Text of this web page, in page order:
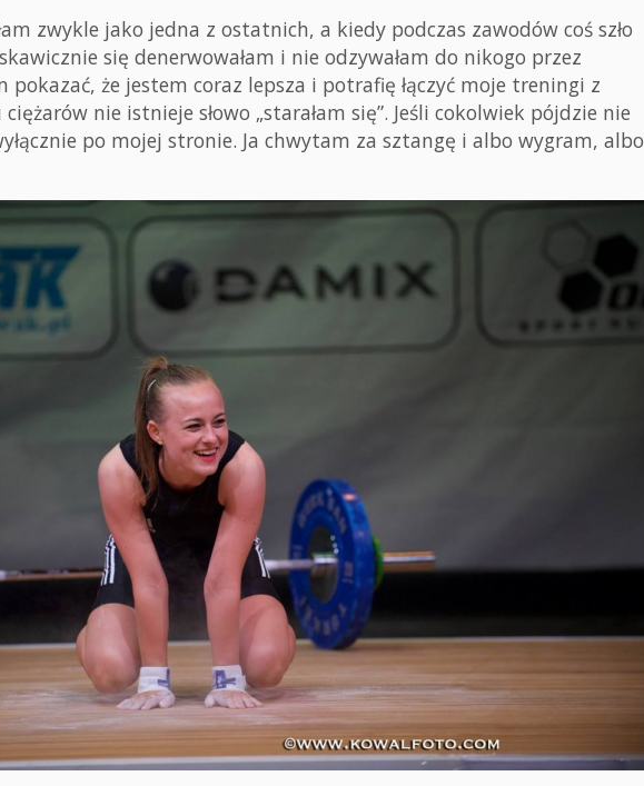
zwykle jako jedna z ostatnich, a kiedy podczas zawodów coś szło
się denerwowałam i nie odzywałam do nikogo przez
pokazać, że jestem coraz lepsza i potrafię łączyć moje treningi z
nie istnieje słowo „starałam się”. Jeśli cokolwiek pójdzie nie
po mojej stronie. Ja chwytam za sztangę i albo wygram, albo